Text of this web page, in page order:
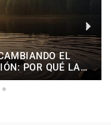
VIVIR MÁS Y
QUE LA CIENCIA